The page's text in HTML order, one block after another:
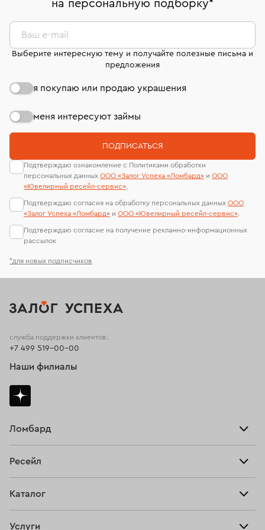
дней на возврат. Детальные условия возврата
комиссионных украшений и часов смотрите на
странице«Возврат украшений»
сертификаты МГУ и других геммологических
лабораторий
на персональную подборку*
*для новых подписчиков
Ваш e-mail
Выберите интересную тему и получайте полезные письма и
предложения
я покупаю или продаю украшения
меня интересуют займы
ПОДПИСАТЬСЯ
Подтверждаю ознакомление с Политиками обработки
персональных данных ООО «Залог Успеха «Ломбард» и ООО
«Ювелирный ресейл-сервиc».
Подтверждаю согласия на обработку персональных данных ООО
«Залог Успеха «Ломбард» и ООО «Ювелирный ресейл-сервиc».
Подтверждаю согласие на получение рекламно-информационных
рассылок
Ломбард
Тарифы
Ресейл
Каталог
Услуги
служба поддержки клиентов:
+7 499 519-00-00
Наши филиалы